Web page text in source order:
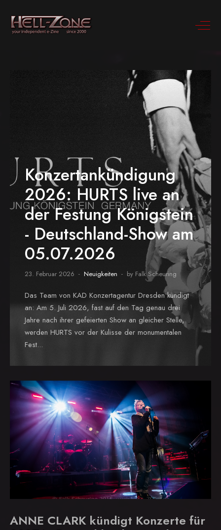
Konzertankündigung
2026: HURTS live an
der Festung Königstein
- Deutschland-Show am
05.07.2026
23. Februar 2026 Neuigkeiten by Falk Scheuring
Das Team von KAD Konzertagentur Dresden kündigt
an: Am 5. Juli 2026, fast auf den Tag genau drei
Jahre nach ihrer gefeierten Show an gleicher Stelle,
werden HURTS vor der Kulisse der monumentalen
Fest...
ANNE CLARK kündigt Konzerte für